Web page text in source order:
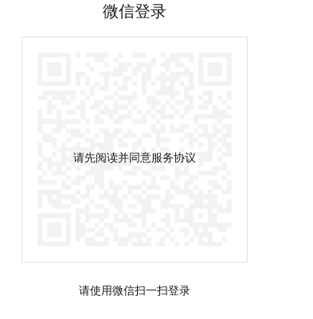
微信登录
请先阅读并同意服务协议
请使用微信扫一扫登录